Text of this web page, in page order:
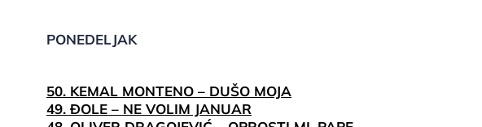
PONEDELJAK
50. KEMAL MONTENO – DUŠO MOJA
49. ĐOLE – NE VOLIM JANUAR